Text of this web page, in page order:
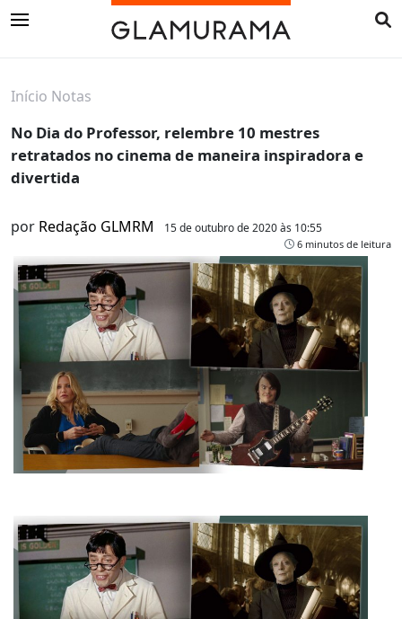
Início Notas
No Dia do Professor, relembre 10 mestres
retratados no cinema de maneira inspiradora e
divertida
por Redação GLMRM 15 de outubro de 2020 às 10:55
6 minutos de leitura